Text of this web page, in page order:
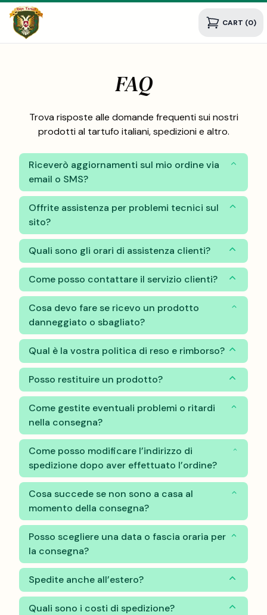
CART (0)
FAQ
Trova risposte alle domande frequenti sui nostri
prodotti al tartufo italiani, spedizioni e altro.
Riceverò aggiornamenti sul mio ordine via
email o SMS?
Offrite assistenza per problemi tecnici sul
sito?
Quali sono gli orari di assistenza clienti?
Come posso contattare il servizio clienti?
Cosa devo fare se ricevo un prodotto
danneggiato o sbagliato?
Qual è la vostra politica di reso e rimborso?
Posso restituire un prodotto?
Come gestite eventuali problemi o ritardi
nella consegna?
Come posso modificare l’indirizzo di
spedizione dopo aver effettuato l’ordine?
Cosa succede se non sono a casa al
momento della consegna?
Posso scegliere una data o fascia oraria per
la consegna?
Spedite anche all’estero?
Quali sono i costi di spedizione?